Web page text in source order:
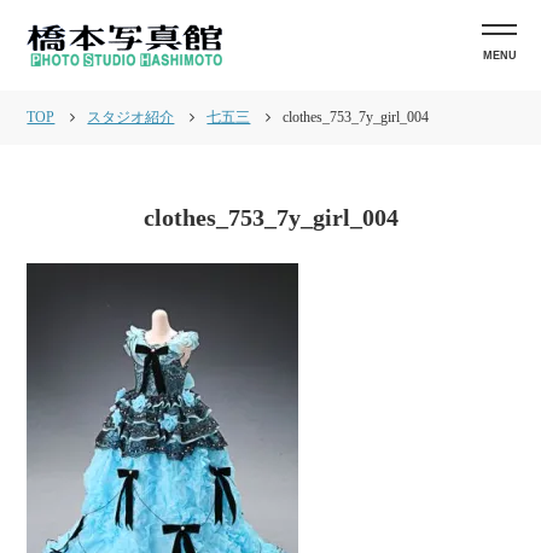
TOP スタジオ紹介 七五三 clothes_753_7y_girl_004
clothes_753_7y_girl_004
MENU